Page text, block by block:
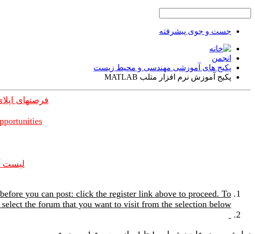
جست و جوی پیشرفته
انجمن
پکیج های آموزشی مهندسی و محیط زیست
پکیج آموزش نرم افزار متلب MATLAB
فرصتهای
لیست
before you can post: click the register link above to proceed. To
the forum that you want to visit from the selection below.